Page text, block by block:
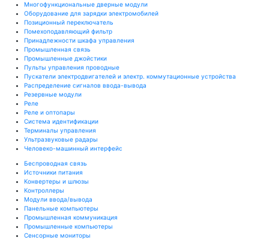
Многофункциональные дверные модули
Оборудование для зарядки электромобилей
Позиционный переключатель
Помехоподавляющий фильтр
Принадлежности шкафа управления
Промышленная связь
Промышленные джойстики
Пульты управления проводные
Пускатели электродвигателей и электр. коммутационные устройства
Распределение сигналов ввода-вывода
Резервные модули
Реле
Реле и оптопары
Система идентификации
Терминалы управления
Ультразвуковые радары
Человеко-машинный интерфейс
Беспроводная связь
Источники питания
Конвертеры и шлюзы
Контроллеры
Модули ввода/вывода
Панельные компьютеры
Промышленная коммуникация
Промышленные компьютеры
Сенсорные мониторы